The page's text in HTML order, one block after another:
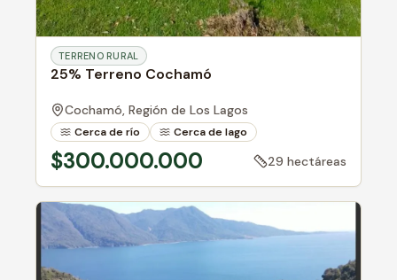
TERRENO RURAL
25% Terreno Cochamó
Cochamó, Región de Los Lagos
Cerca de río
Cerca de lago
Suelo fértil
$300.000.000 29 hectáreas